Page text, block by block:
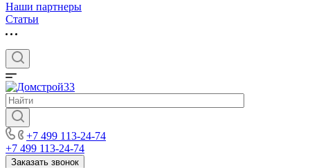
Наши партнеры
Статьи
+7 499 113-24-74
+7 499 113-24-74
Заказать звонок